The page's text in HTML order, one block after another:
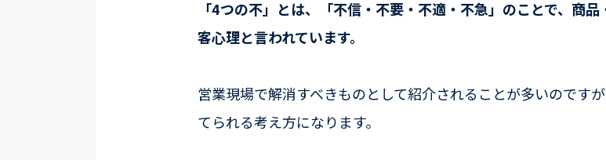
「4つの不」とは、「不信・不要・不適・不急」のことで、商
客心理と言われています。
営業現場で解消すべきものとして紹介されることが多いのです
てられる考え方になります。